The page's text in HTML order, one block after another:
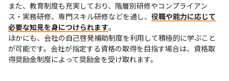
また、教育制度も充実しており、階層別研修やコンプライアン
ス・実務研修、専門スキル研修などを通し、 役職や能力に応じて
必要な知見を身につけられます。
ほかにも、会社の自己啓発補助制度を利用して積極的に学ぶこと
が可能です。会社が指定する資格の取得を目指す場合は、資格取
得奨励金制度によって奨励金を受け取れます。